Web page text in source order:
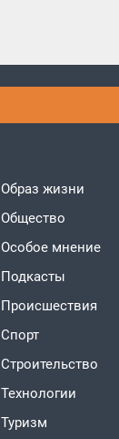
Образ жизни
Общество
Особое мнение
Подкасты
Проиcшествия
Спорт
Строительство
Технологии
Туризм